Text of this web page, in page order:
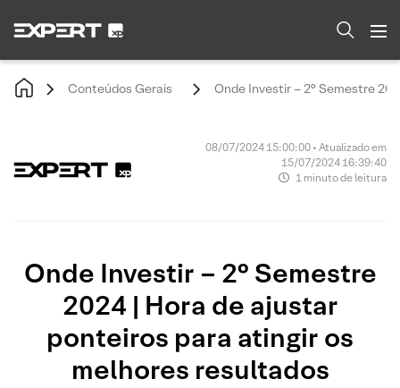
Conteúdos Gerais Onde Investir – 2° Semestre
08/07/2024 15:00:00 • Atualizado em
15/07/2024 16:39:40
1 minuto de leitura
Onde Investir – 2° Semestre
2024 | Hora de ajustar
ponteiros para atingir os
melhores resultados